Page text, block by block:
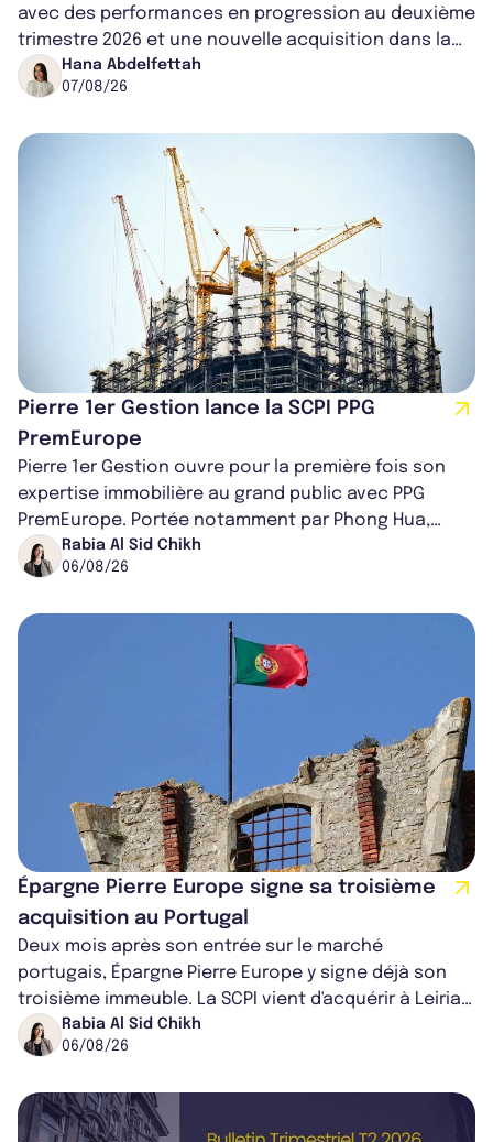
avec des performances en progression au deuxième
trimestre 2026 et une nouvelle acquisition dans la
région de Chicago. Entre hausse de...
Hana Abdelfettah
07/08/26
Pierre 1er Gestion lance la SCPI PPG
PremEurope
Pierre 1er Gestion ouvre pour la première fois son
expertise immobilière au grand public avec PPG
PremEurope. Portée notamment par Phong Hua,
ancien directeur des investissements d...
Rabia Al Sid Chikh
06/08/26
Épargne Pierre Europe signe sa troisième
acquisition au Portugal
Deux mois après son entrée sur le marché
portugais, Épargne Pierre Europe y signe déjà son
troisième immeuble. La SCPI vient d'acquérir à Leiria,
dans le centre du pays, un établis...
Rabia Al Sid Chikh
06/08/26